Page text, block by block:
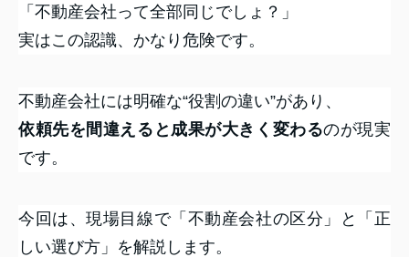
「不動産会社って全部同じでしょ？」
実はこの認識、かなり危険です。
不動産会社には明確な“役割の違い”があり、
依頼先を間違えると成果が大きく変わるのが現実
です。
今回は、現場目線で「不動産会社の区分」と「正
しい選び方」を解説します。